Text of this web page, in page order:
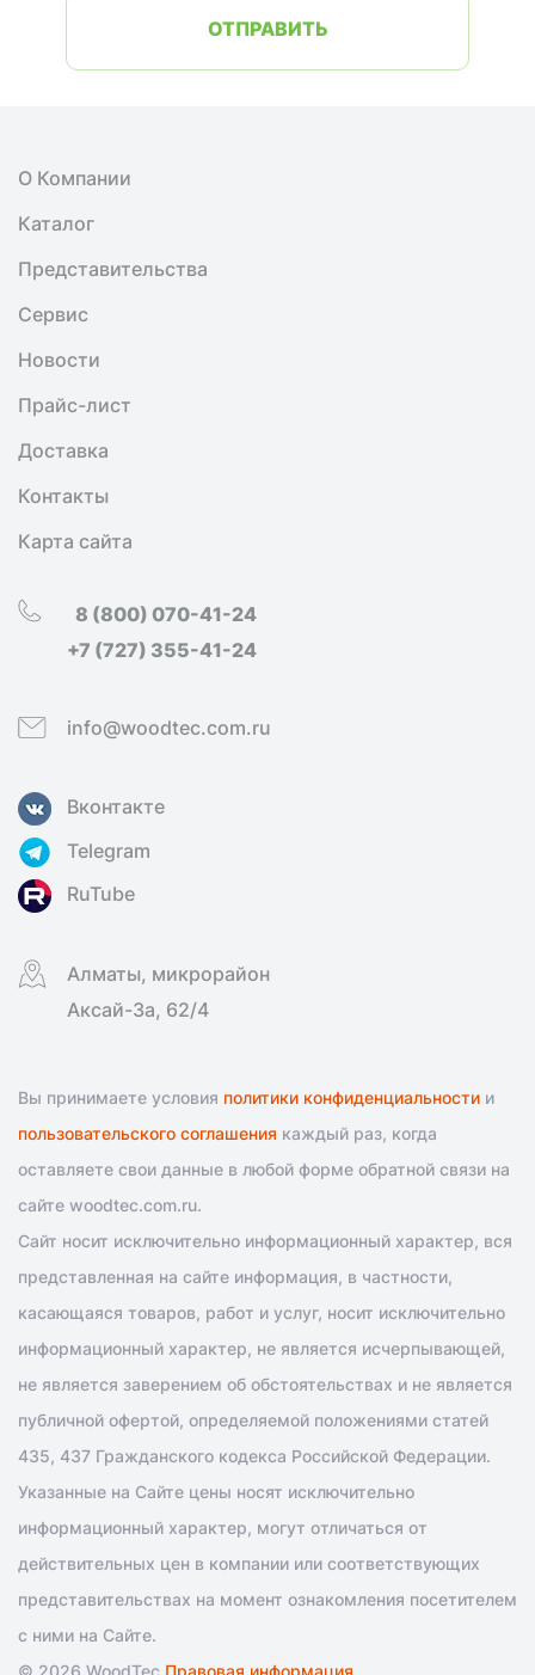
ОТПРАВИТЬ
О Компании
Каталог
Представительства
Сервис
Новости
Прайс-лист
Доставка
Контакты
Карта сайта
8 (800) 070-41-24
+7 (727) 355-41-24
info@woodtec.com.ru
Вконтакте
Telegram
RuTube
Алматы, микрорайон
Аксай-3а, 62/4
Вы принимаете условия политики конфиденциальности и
пользовательского соглашения каждый раз, когда
оставляете свои данные в любой форме обратной связи на
сайте woodtec.com.ru.
Сайт носит исключительно информационный характер, вся
представленная на сайте информация, в частности,
касающаяся товаров, работ и услуг, носит исключительно
информационный характер, не является исчерпывающей,
не является заверением об обстоятельствах и не является
публичной офертой, определяемой положениями статей
435, 437 Гражданского кодекса Российской Федерации.
Указанные на Сайте цены носят исключительно
информационный характер, могут отличаться от
действительных цен в компании или соответствующих
представительствах на момент ознакомления посетителем
с ними на Сайте.
© 2026 WoodTec Правовая информация